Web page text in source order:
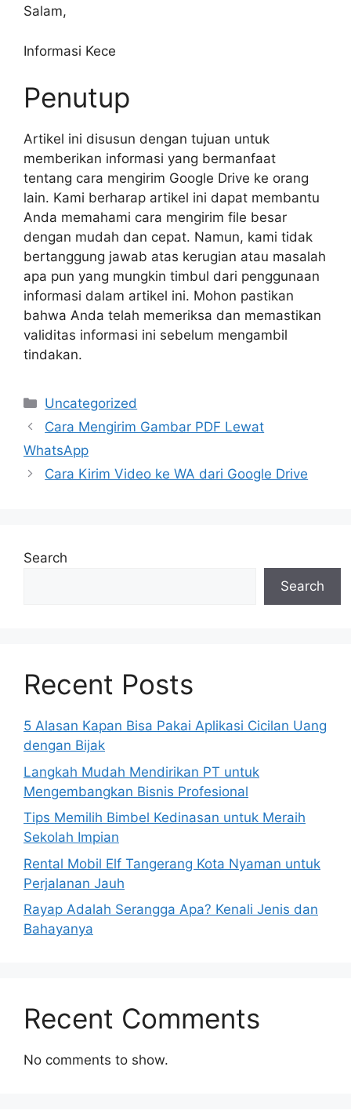
Salam,
Informasi Kece
Penutup
Artikel ini disusun dengan tujuan untuk
memberikan informasi yang bermanfaat
tentang cara mengirim Google Drive ke orang
lain. Kami berharap artikel ini dapat membantu
Anda memahami cara mengirim file besar
dengan mudah dan cepat. Namun, kami tidak
bertanggung jawab atas kerugian atau masalah
apa pun yang mungkin timbul dari penggunaan
informasi dalam artikel ini. Mohon pastikan
bahwa Anda telah memeriksa dan memastikan
validitas informasi ini sebelum mengambil
tindakan.
Categories
Uncategorized
Cara Mengirim Gambar PDF Lewat
WhatsApp
Cara Kirim Video ke WA dari Google Drive
Search
Search
Recent Posts
5 Alasan Kapan Bisa Pakai Aplikasi Cicilan Uang
dengan Bijak
Langkah Mudah Mendirikan PT untuk
Mengembangkan Bisnis Profesional
Tips Memilih Bimbel Kedinasan untuk Meraih
Sekolah Impian
Rental Mobil Elf Tangerang Kota Nyaman untuk
Perjalanan Jauh
Rayap Adalah Serangga Apa? Kenali Jenis dan
Bahayanya
Recent Comments
No comments to show.